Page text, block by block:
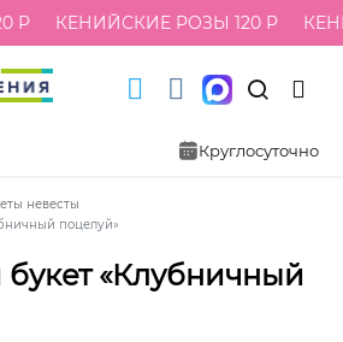
КЕНИЙСКИЕ РОЗЫ 120 Р
Круглосуточно
невесты
поцелуй»
«Клубничный